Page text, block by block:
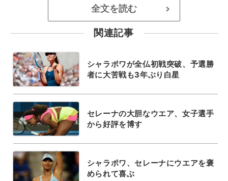
全文を読む >
関連記事
シャラポワが全仏初戦突破、予選勝
者に大苦戦も3年ぶり白星
セレーナの大胆なウエア、女子選手
から好評を博す
シャラポワ、セレーナにウエアを褒
められて喜ぶ